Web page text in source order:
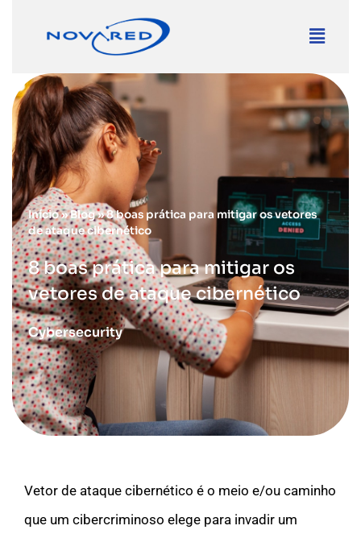
Início»Blog»8 boas prática para mitigar os vetores
de ataque cibernético
8 boas prática para mitigar os
vetores de ataque cibernético
Cybersecurity
Vetor de ataque cibernético é o meio e/ou caminho
que um cibercriminoso elege para invadir um